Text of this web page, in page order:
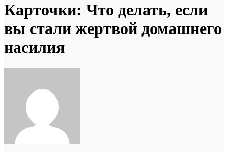
Карточки: Что делать, если
вы стали жертвой домашнего
насилия